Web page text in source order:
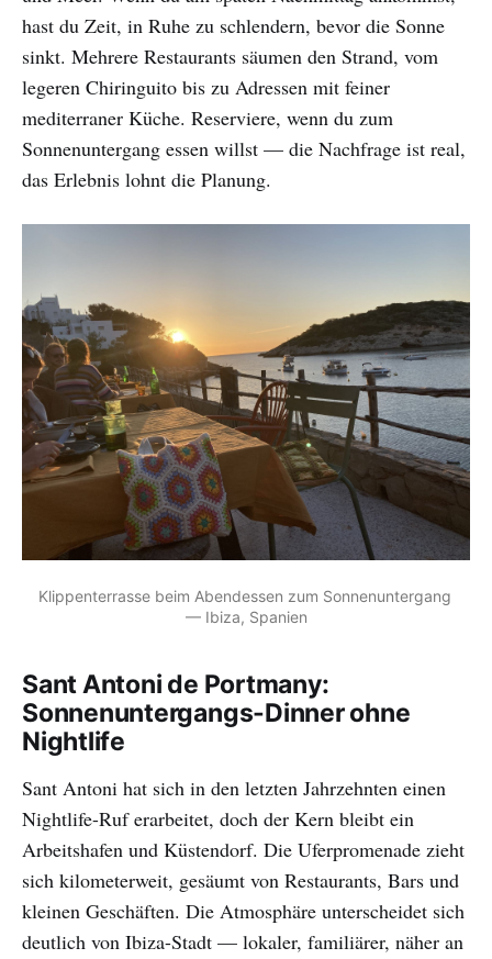
hast du Zeit, in Ruhe zu schlendern, bevor die Sonne
sinkt. Mehrere Restaurants säumen den Strand, vom
legeren Chiringuito bis zu Adressen mit feiner
mediterraner Küche. Reserviere, wenn du zum
Sonnenuntergang essen willst — die Nachfrage ist real,
das Erlebnis lohnt die Planung.
Klippenterrasse beim Abendessen zum Sonnenuntergang
— Ibiza, Spanien
Sant Antoni de Portmany:
Sonnenuntergangs-Dinner ohne
Nightlife
Sant Antoni hat sich in den letzten Jahrzehnten einen
Nightlife-Ruf erarbeitet, doch der Kern bleibt ein
Arbeitshafen und Küstendorf. Die Uferpromenade zieht
sich kilometerweit, gesäumt von Restaurants, Bars und
kleinen Geschäften. Die Atmosphäre unterscheidet sich
deutlich von Ibiza-Stadt — lokaler, familiärer, näher an